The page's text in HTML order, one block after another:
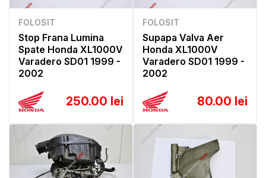
FOLOSIT
Stop Frana Lumina
Spate Honda XL1000V
Varadero SD01 1999 -
2002
250.00 lei
FOLOSIT
Supapa Valva Aer
Honda XL1000V
Varadero SD01 1999 -
2002
80.00 lei